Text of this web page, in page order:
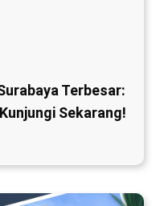
Terbesar:
Sekarang!